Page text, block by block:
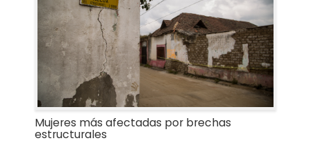
Mujeres más afectadas por brechas
estructurales